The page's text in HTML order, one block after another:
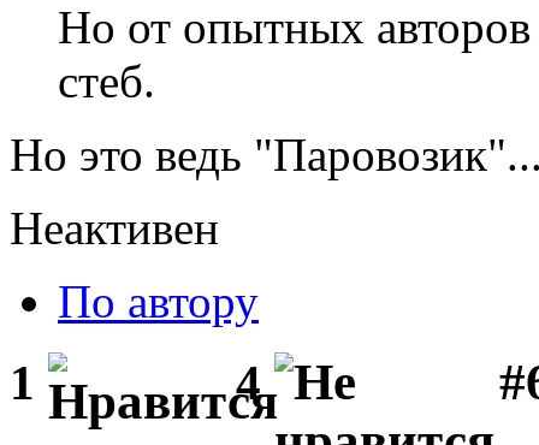
Но от опытных авторов
стеб.
Но это ведь
Неактивен
По автору
1 4